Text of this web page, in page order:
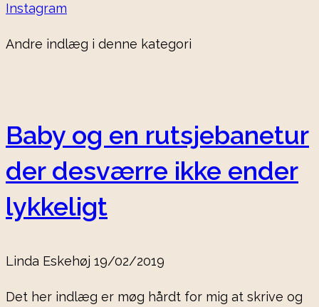
Instagram
Andre indlæg i denne kategori
Baby og en rutsjebanetur
der desværre ikke ender
lykkeligt
Linda Eskehøj 19/02/2019
Det her indlæg er møg hårdt for mig at skrive og